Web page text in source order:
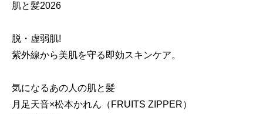
肌と髪2026
脱・虚弱肌!
紫外線から美肌を守る即効スキンケア。
気になるあの人の肌と髪
月足天音×松本かれん（FRUITS ZIPPER）